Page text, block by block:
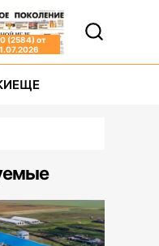
(2584) от
ЕЩЕ